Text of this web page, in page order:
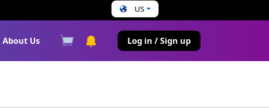
US
About Us Log in / Sign up